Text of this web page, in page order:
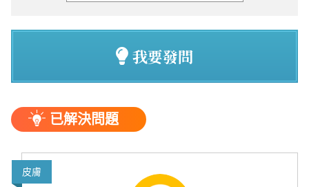
我要發問
已解決問題
皮膚